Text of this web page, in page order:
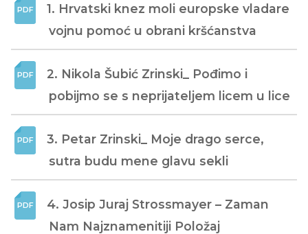
1. Hrvatski knez moli europske vladare
vojnu pomoć u obrani kršćanstva
2. Nikola Šubić Zrinski_ Pođimo i
pobijmo se s neprijateljem licem u lice
3. Petar Zrinski_ Moje drago serce,
sutra budu mene glavu sekli
4. Josip Juraj Strossmayer – Zaman
Nam Najznamenitiji Položaj